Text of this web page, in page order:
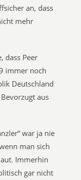
an, dass
mehr
dass Peer
immer noch
Deutschland
aus
war ja nie
man sich
Immerhin
gar nicht